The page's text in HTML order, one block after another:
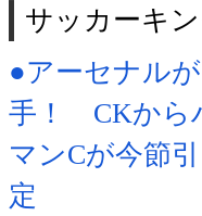
サッカーキ
●アーセナル
手！ CKから
マンCが今節
定